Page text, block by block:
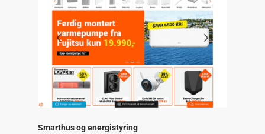
Smarthus og energistyring